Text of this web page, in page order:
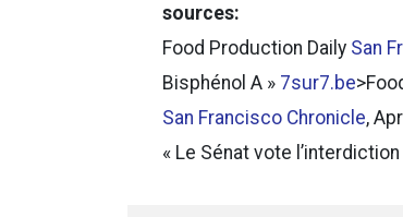
sources:
Food Production Daily San
Bisphénol A » 7sur7.be
San Francisco Chronicle,
« Le Sénat vote